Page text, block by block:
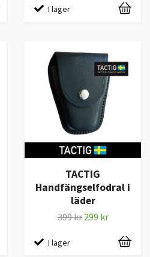
I lager
TACTIG
Handfängselfodral i
läder
399 kr 299 kr
I lager